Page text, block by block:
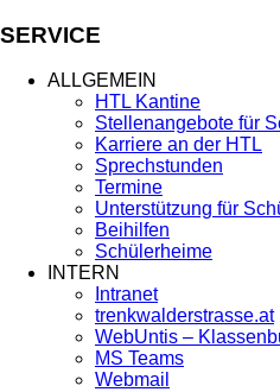
SERVICE
ALLGEMEIN
HTL Kantine
Stellenangebote für
Karriere an der HTL
Sprechstunden
Termine
Unterstützung für
Beihilfen
Schülerheime
INTERN
Intranet
trenkwalderstrasse.at
WebUntis –
MS Teams
Webmail